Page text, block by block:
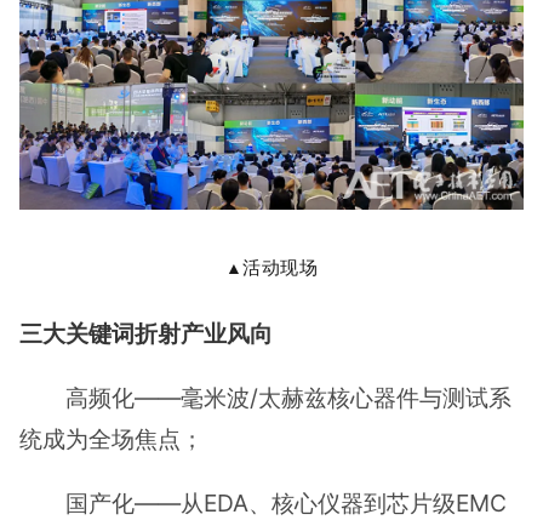
▲活动现场
三大关键词折射产业风向
高频化——毫米波/太赫兹核心器件与测试系
统成为全场焦点；
国产化——从EDA、核心仪器到芯片级EMC